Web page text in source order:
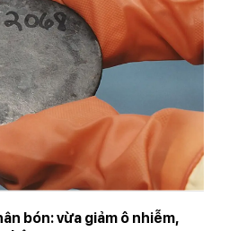
bón: vừa giảm ô nhiễm,